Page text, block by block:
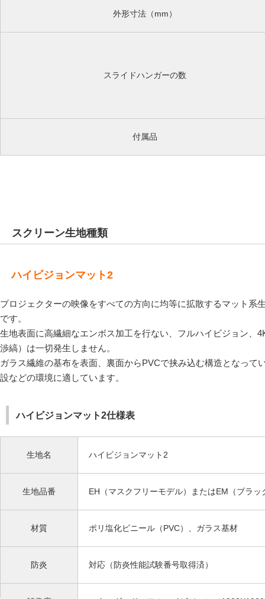
外形寸法（mm）
スライドハンガーの数
付属品
スクリーン生地種類
ハイビジョンマット2
プロジェクターの映像をすべての方向に均等に拡散するマット
です。
生地表面に高繊細なエンボス加工を行ない、フルハイビジョン
渉縞）は一切発生しません。
ガラス繊維の基布を表面、裏面からPVCで挟み込む構造となっ
設などの環境に適しています。
ハイビジョンマット2仕様表
生地名 ハイビジョンマット2
生地品番 EH（マスクフリーモデル）またはEM（ブラ
材質 ポリ塩化ビニール（PVC）、ガラス基材
防炎 対応（防炎性能試験番号取得済）